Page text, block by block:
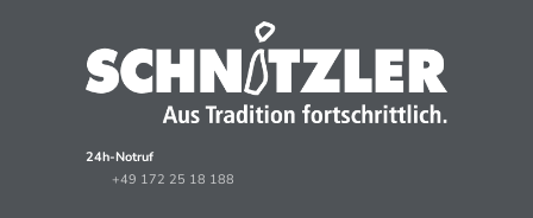
24h-Notruf
+49 172 25 18 188